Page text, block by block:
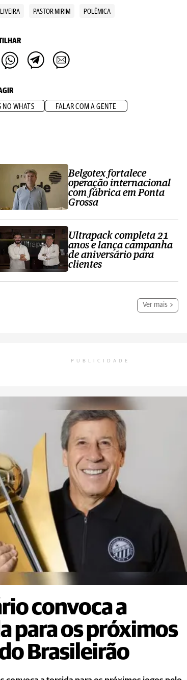
PASTOR MIRIM POLÊMICA
NO WHATS FALAR COM A GENTE
Belgotex fortalece
operação internacional
com fábrica em Ponta
Grossa
Ultrapack completa 21
anos e lança campanha
de aniversário para
clientes
Ver mais
PUBLICIDADE
convoca a
para os próximos
Brasileirão